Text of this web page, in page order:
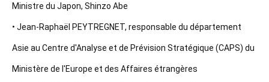
Ministre du Japon, Shinzo Abe
• Jean-Raphaël PEYTREGNET, responsable du département
Asie au Centre d'Analyse et de Prévision Stratégique (CAPS) du
Ministère de l'Europe et des Affaires étrangères